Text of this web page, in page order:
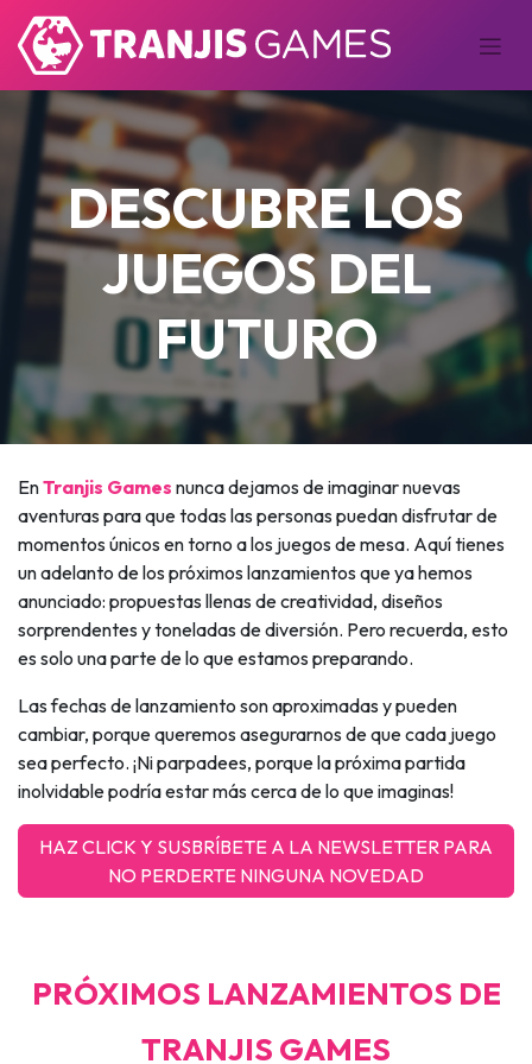
DESCUBRE LOS
JUEGOS DEL
FUTURO
EnTranjis Games nunca dejamos de imaginar nuevas
aventuras para que todas las personas puedan disfrutar de
momentos únicos en torno a los juegos de mesa. Aquí tienes
un adelanto de los próximos lanzamientos que ya hemos
anunciado: propuestas llenas de creatividad, diseños
sorprendentes y toneladas de diversión. Pero recuerda, esto
es solo una parte de lo que estamos preparando.
Las fechas de lanzamiento son aproximadas y pueden
cambiar, porque queremos asegurarnos de que cada juego
sea perfecto. ¡Ni parpadees, porque la próxima partida
inolvidable podría estar más cerca de lo que imaginas!
HAZ CLICK Y SUSBRÍBETE A LA NEWSLETTER PARA
NO PERDERTE NINGUNA NOVEDAD
PRÓXIMOS LANZAMIENTOS DE
TRANJIS GAMES